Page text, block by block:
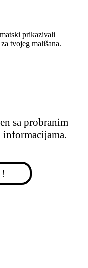
prikazivali
tvojeg mališana.
sa probranim
!